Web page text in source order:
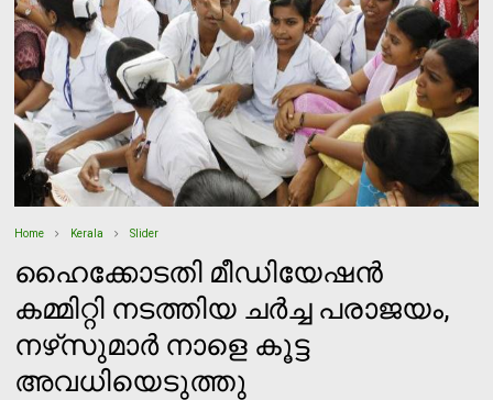
Home Kerala Slider
ഹൈക്കോടതി മീഡിയേഷന്‍
കമ്മിറ്റി നടത്തിയ ചര്‍ച്ച പരാജയം,
നഴ്‌സുമാര്‍ നാളെ കൂട്ട
അവധിയെടുത്തു